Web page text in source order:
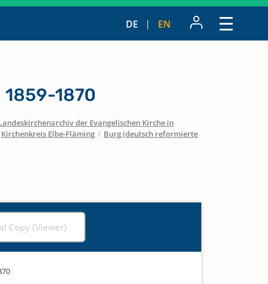
DE EN
1870
der Evangelischen Kirche in
Kirchenkreis Elbe-Fläming / Burg (deutsch reformierte
Copy (Viewer)